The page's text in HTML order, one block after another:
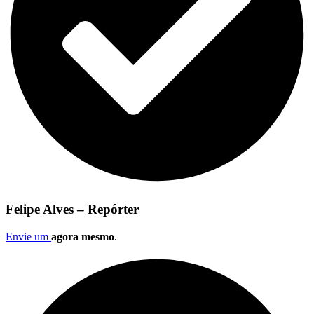
Felipe Alves – Repórter
Envie um agora mesmo.